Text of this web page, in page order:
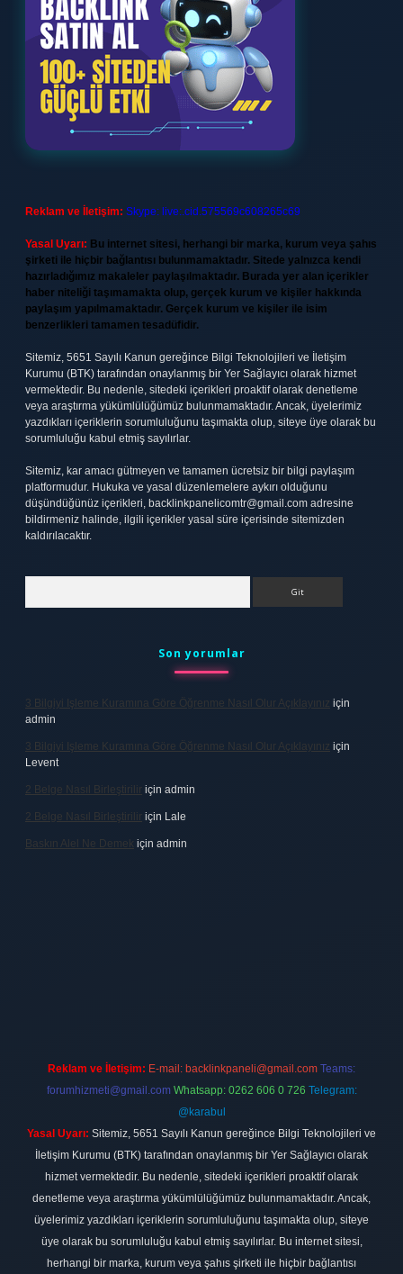
Reklam ve İletişim: Skype: live:.cid.575569c608265c69
Yasal Uyarı: Bu internet sitesi, herhangi bir marka, kurum veya şahıs
şirketi ile hiçbir bağlantısı bulunmamaktadır. Sitede yalnızca kendi
hazırladığımız makaleler paylaşılmaktadır. Burada yer alan içerikler
haber niteliği taşımamakta olup, gerçek kurum ve kişiler hakkında
paylaşım yapılmamaktadır. Gerçek kurum ve kişiler ile isim
benzerlikleri tamamen tesadüfidir.
Sitemiz, 5651 Sayılı Kanun gereğince Bilgi Teknolojileri ve İletişim
Kurumu (BTK) tarafından onaylanmış bir Yer Sağlayıcı olarak hizmet
vermektedir. Bu nedenle, sitedeki içerikleri proaktif olarak denetleme
veya araştırma yükümlülüğümüz bulunmamaktadır. Ancak, üyelerimiz
yazdıkları içeriklerin sorumluluğunu taşımakta olup, siteye üye olarak bu
sorumluluğu kabul etmiş sayılırlar.
Sitemiz, kar amacı gütmeyen ve tamamen ücretsiz bir bilgi paylaşım
platformudur. Hukuka ve yasal düzenlemelere aykırı olduğunu
düşündüğünüz içerikleri, backlinkpanelicomtr@gmail.com adresine
bildirmeniz halinde, ilgili içerikler yasal süre içerisinde sitemizden
kaldırılacaktır.
Son yorumlar
3 Bilgiyi Işleme Kuramına Göre Öğrenme Nasıl Olur Açıklayınız için
admin
3 Bilgiyi Işleme Kuramına Göre Öğrenme Nasıl Olur Açıklayınız için
Levent
2 Belge Nasıl Birleştirilir için admin
2 Belge Nasıl Birleştirilir için Lale
Baskın Alel Ne Demek için admin
Reklam ve İletişim: E-mail: backlinkpaneli@gmail.com Teams:
forumhizmeti@gmail.com Whatsapp: 0262 606 0 726 Telegram:
@karabul
Yasal Uyarı: Sitemiz, 5651 Sayılı Kanun gereğince Bilgi Teknolojileri ve
İletişim Kurumu (BTK) tarafından onaylanmış bir Yer Sağlayıcı olarak
hizmet vermektedir. Bu nedenle, sitedeki içerikleri proaktif olarak
denetleme veya araştırma yükümlülüğümüz bulunmamaktadır. Ancak,
üyelerimiz yazdıkları içeriklerin sorumluluğunu taşımakta olup, siteye
üye olarak bu sorumluluğu kabul etmiş sayılırlar. Bu internet sitesi,
herhangi bir marka, kurum veya şahıs şirketi ile hiçbir bağlantısı